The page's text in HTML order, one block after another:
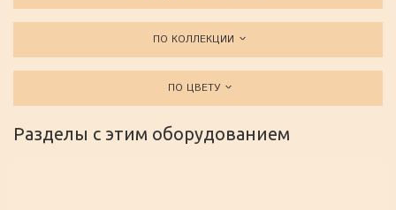
ПО КОЛЛЕКЦИИ
ПО ЦВЕТУ
Разделы с этим оборудованием